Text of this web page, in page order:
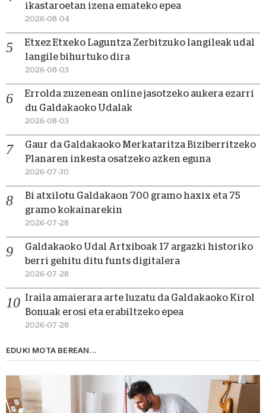
ikastaroetan izena emateko epea
2026-08-04
Etxez Etxeko Laguntza Zerbitzuko langileak udal
langile bihurtuko dira
2026-08-03
Errolda zuzenean online jasotzeko aukera ezarri
du Galdakaoko Udalak
2026-08-03
Gaur da Galdakaoko Merkataritza Biziberritzeko
Planaren inkesta osatzeko azken eguna
2026-07-30
Bi atxilotu Galdakaon 700 gramo haxix eta 75
gramo kokainarekin
2026-07-28
Galdakaoko Udal Artxiboak 17 argazki historiko
berri gehitu ditu funts digitalera
2026-07-28
Iraila amaierara arte luzatu da Galdakaoko Kirol
Bonuak erosi eta erabiltzeko epea
2026-07-28
EDUKI MOTA BEREAN...